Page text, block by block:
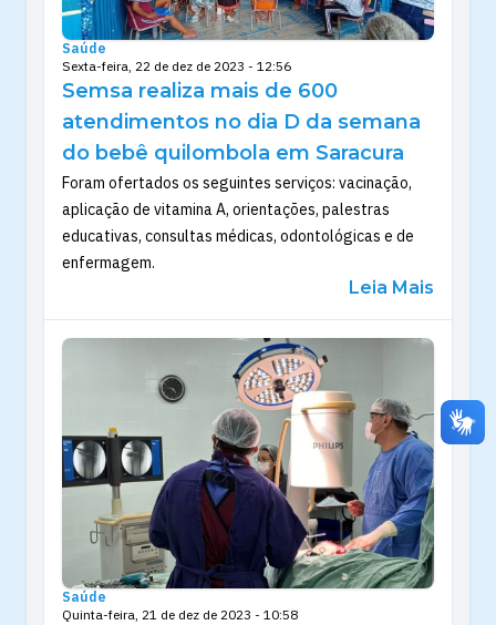
Saúde
Sexta-feira, 22 de dez de 2023 - 12:56
Semsa realiza mais de 600
atendimentos no dia D da semana
do bebê quilombola em Saracura
Foram ofertados os seguintes serviços: vacinação,
aplicação de vitamina A, orientações, palestras
educativas, consultas médicas, odontológicas e de
enfermagem.
Leia Mais
Saúde
Quinta-feira, 21 de dez de 2023 - 10:58